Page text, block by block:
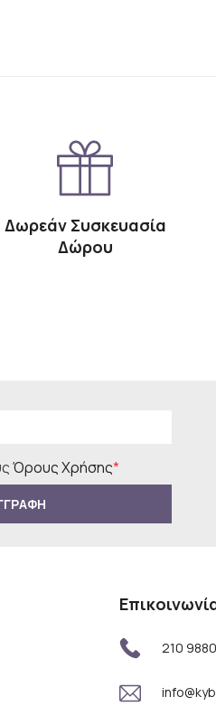
Δωρεάν Συσκευασία
Δώρου
Όρους Χρήσης*
210